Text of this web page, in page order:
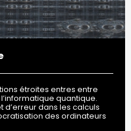
étroites entres entre
quantique.
d’erreur dans les calculs
des ordinateurs